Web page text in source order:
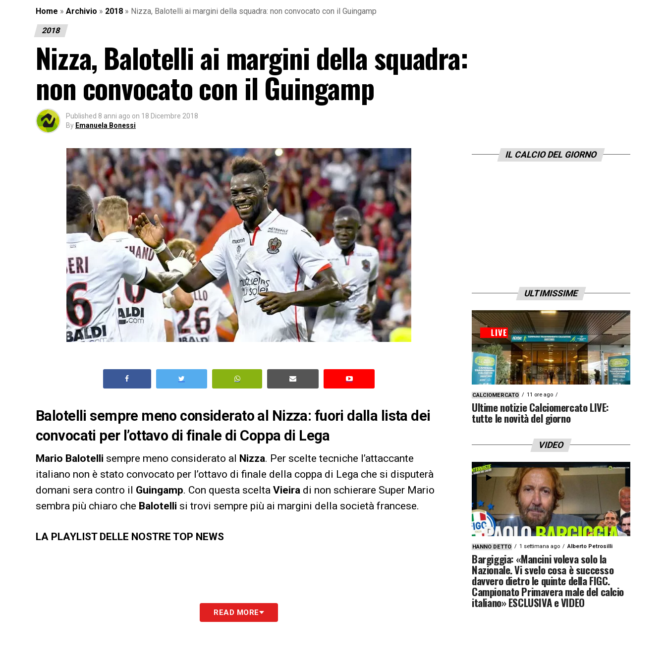
Home » Archivio » 2018 » Nizza, Balotelli ai margini della squadra: non convocato con il Guingamp
2018
Nizza, Balotelli ai margini della squadra:
non convocato con il Guingamp
Published 8 anni ago on 18 Dicembre 2018
By Emanuela Bonessi
Balotelli sempre meno considerato al Nizza: fuori dalla lista dei
convocati per l’ottavo di finale di Coppa di Lega
Mario Balotelli sempre meno considerato al Nizza. Per scelte tecniche l’attaccante
italiano non è stato convocato per l’ottavo di finale della coppa di Lega che si disputerà
domani sera contro il Guingamp. Con questa scelta Vieira di non schierare Super Mario
sembra più chiaro che Balotelli si trovi sempre più ai margini della società francese.
LA PLAYLIST DELLE NOSTRE TOP NEWS
READ MORE
IL CALCIO DEL GIORNO
ULTIMISSIME
CALCIOMERCATO 11 ore ago
Ultime notizie Calciomercato LIVE:
tutte le novità del giorno
VIDEO
HANNO DETTO 1 settimana ago Alberto Petrosilli
Bargiggia: «Mancini voleva solo la
Nazionale. Vi svelo cosa è successo
davvero dietro le quinte della FIGC.
Campionato Primavera male del calcio
italiano» ESCLUSIVA e VIDEO